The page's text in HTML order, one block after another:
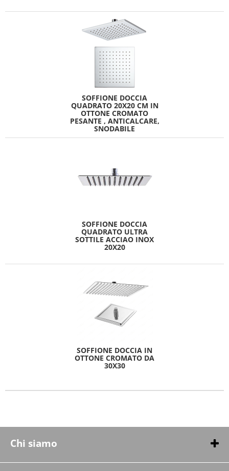
SOFFIONE DOCCIA
QUADRATO 20X20 CM IN
OTTONE CROMATO
PESANTE , ANTICALCARE,
SNODABILE
SOFFIONE DOCCIA
QUADRATO ULTRA
SOTTILE ACCIAO INOX
20X20
SOFFIONE DOCCIA IN
OTTONE CROMATO DA
30X30
Chi siamo